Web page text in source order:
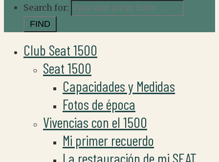
Search for:
Club Seat 1500
Seat 1500
Capacidades y Medidas
Fotos de época
Vivencias con el 1500
Mi primer recuerdo
La restauración de mi SEAT